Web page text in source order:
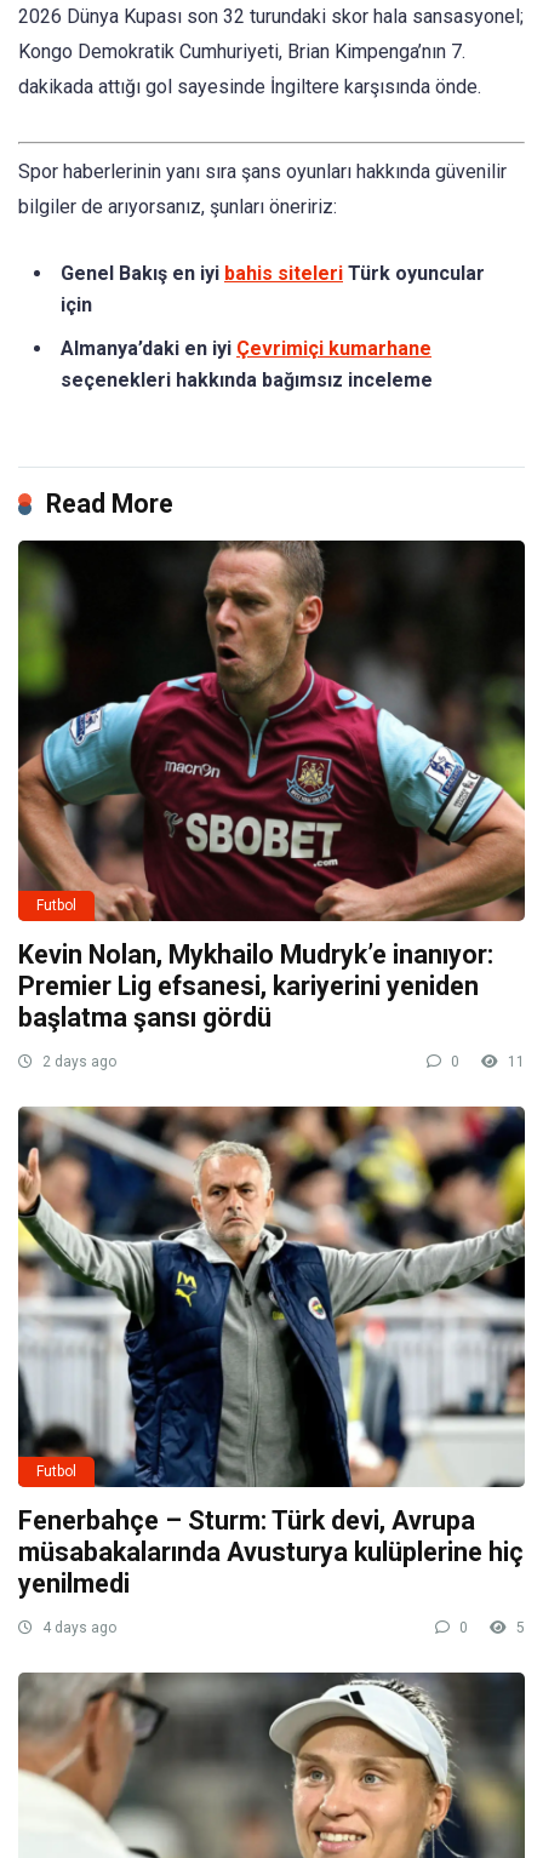
2026 Dünya Kupası son 32 turundaki skor hala sansasyonel;
Kongo Demokratik Cumhuriyeti, Brian Kimpenga’nın 7.
dakikada attığı gol sayesinde İngiltere karşısında önde.
Spor haberlerinin yanı sıra şans oyunları hakkında güvenilir
bilgiler de arıyorsanız, şunları öneririz:
Genel Bakış en iyi bahis siteleri Türk oyuncular
için
Almanya’daki en iyi Çevrimiçi kumarhane
seçenekleri hakkında bağımsız inceleme
Read More
Futbol
Kevin Nolan, Mykhailo Mudryk’e inanıyor:
Premier Lig efsanesi, kariyerini yeniden
başlatma şansı gördü
2 days ago 0 11
Futbol
Fenerbahçe – Sturm: Türk devi, Avrupa
müsabakalarında Avusturya kulüplerine hiç
yenilmedi
4 days ago 0 5